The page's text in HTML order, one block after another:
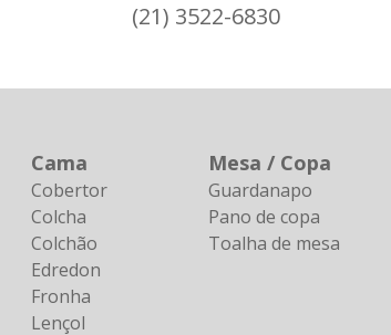
(21) 3522-6830
Cama
Cobertor
Colcha
Colchão
Edredon
Fronha
Lençol
Mesa / Copa
Guardanapo
Pano de copa
Toalha de mesa